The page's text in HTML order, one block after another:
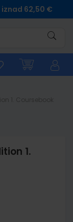
62,50 €
1.